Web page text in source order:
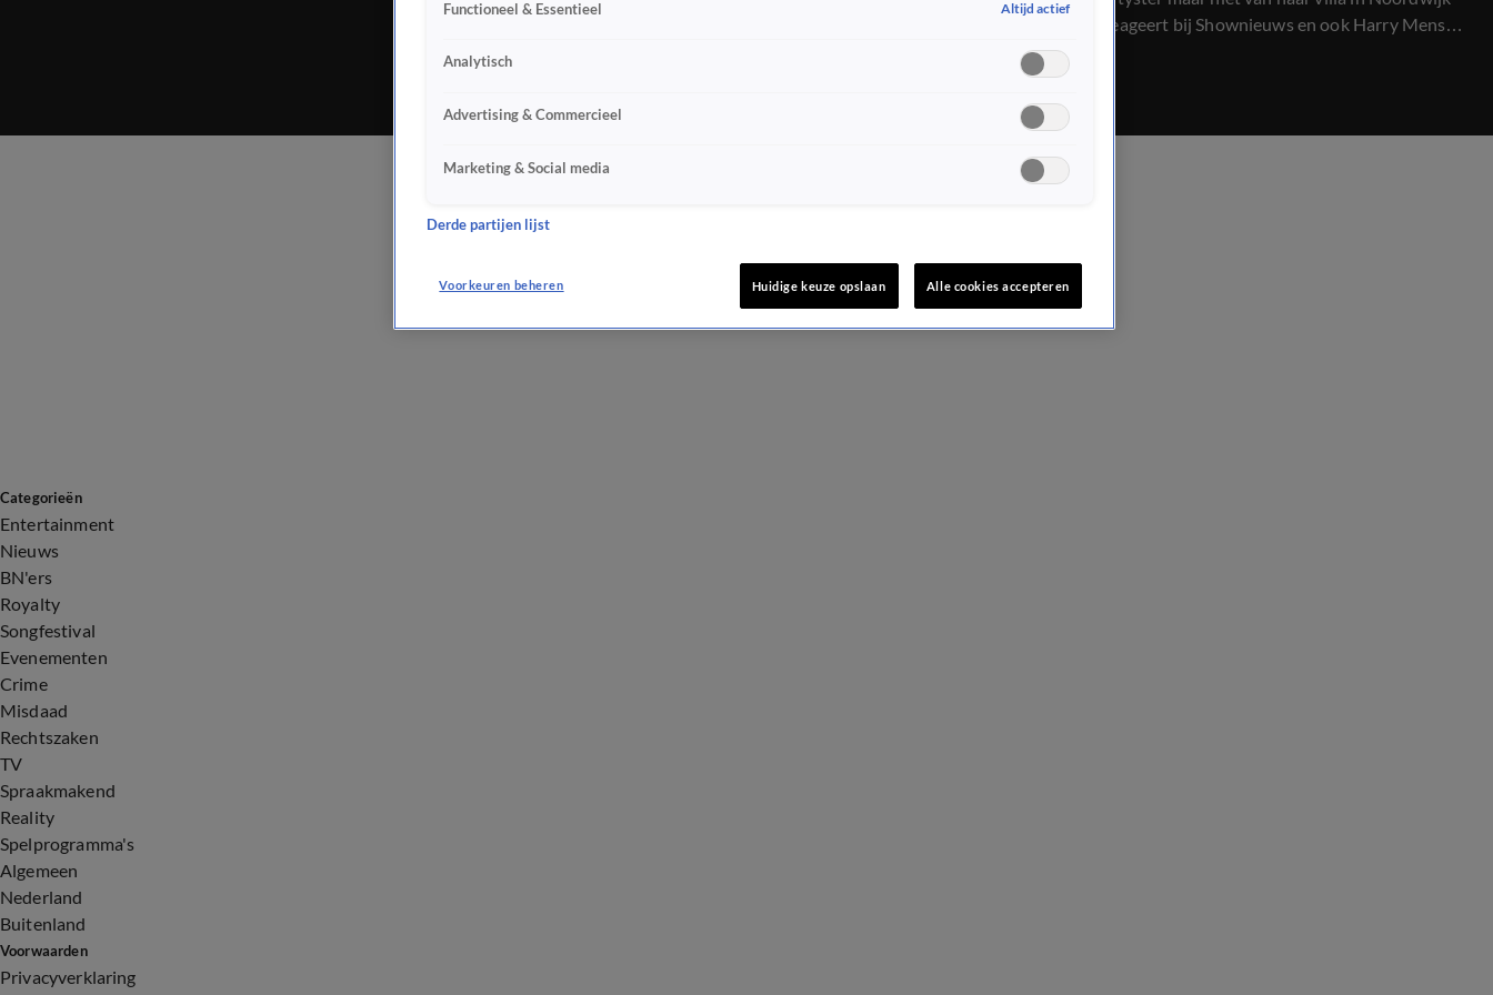
af. Maxime reageert bij Shownieuws en ook Harry Mens
heeft er wel iets over te zeggen...
Categorieën
Entertainment
Nieuws
BN'ers
Royalty
Songfestival
Evenementen
Crime
Misdaad
Rechtszaken
TV
Spraakmakend
Reality
Spelprogramma's
Algemeen
Nederland
Buitenland
Voorwaarden
Privacyverklaring
Functioneel & Essentieel Altijd actief
Analytisch
Advertising & Commercieel
Marketing & Social media
Derde partijen lijst
Voorkeuren beheren Huidige keuze opslaan Alle cookies accepteren